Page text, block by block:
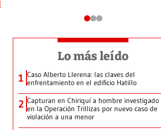
Lo más leído
1 Caso Alberto Llerena: las claves del
enfrentamiento en el edificio Hatillo
2 Capturan en Chiriquí a hombre investigado
en la Operación Trillizas por nuevo caso de
violación a una menor